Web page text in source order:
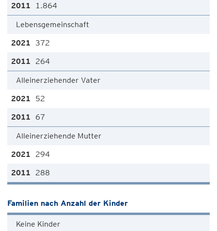
1.864
Lebensgemeinschaft
372
264
Alleinerziehender Vater
52
67
Alleinerziehende Mutter
294
288
Familien nach Anzahl der Kinder
Keine Kinder